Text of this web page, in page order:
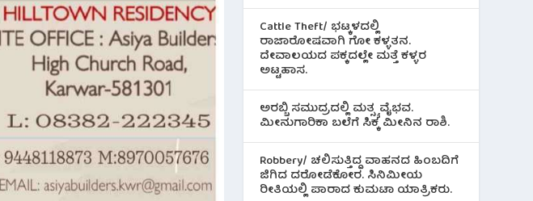
Cattle Theft/ ಭಟ್ಕಳದಲ್ಲಿ
ರಾಜಾರೋಷವಾಗಿ ಗೋ ಕಳ್ಳತನ.
ದೇವಾಲಯದ ಪಕ್ಕದಲ್ಲೇ ಮತ್ತೆ ಕಳ್ಳರ
ಅಟ್ಟಹಾಸ.
ಅರಬ್ಬಿ ಸಮುದ್ರದಲ್ಲಿ ಮತ್ಸ್ಯ ವೈಭವ.
ಮೀನುಗಾರಿಕಾ ಬಲೆಗೆ ಸಿಕ್ಕ ಮೀನಿನ‌ ರಾಶಿ.
Robbery/ ಚಲಿಸುತ್ತಿದ್ದ ವಾಹನದ ಹಿಂಬದಿಗೆ
ಜಿಗಿದ ದರೋಡೆಕೋರ. ಸಿನಿಮೀಯ
ರೀತಿಯಲ್ಲಿ ಪಾರಾದ ಕುಮಟಾ ಯಾತ್ರಿಕರು.